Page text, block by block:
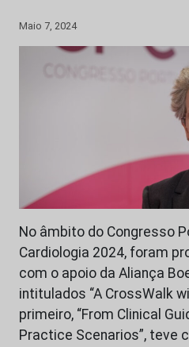
Maio 7, 2024
No âmbito do Congresso
Cardiologia 2024, foram
com o apoio da Aliança
intitulados “A CrossWalk
primeiro, “From Clinical
Practice Scenarios”, teve